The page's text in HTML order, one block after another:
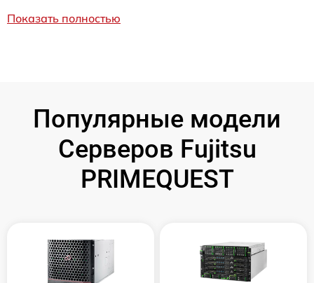
Показать полностью
Популярные модели
Серверов Fujitsu
PRIMEQUEST